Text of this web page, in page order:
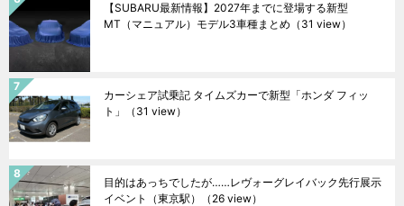
【SUBARU最新情報】2027年までに登場する新型
MT（マニュアル）モデル3車種まとめ （31 view）
カーシェア試乗記 タイムズカーで新型「ホンダ フィッ
ト」
（31 view）
目的はあっちでしたが……レヴォーグレイバック先行展示
イベント（東京駅）
（26 view）